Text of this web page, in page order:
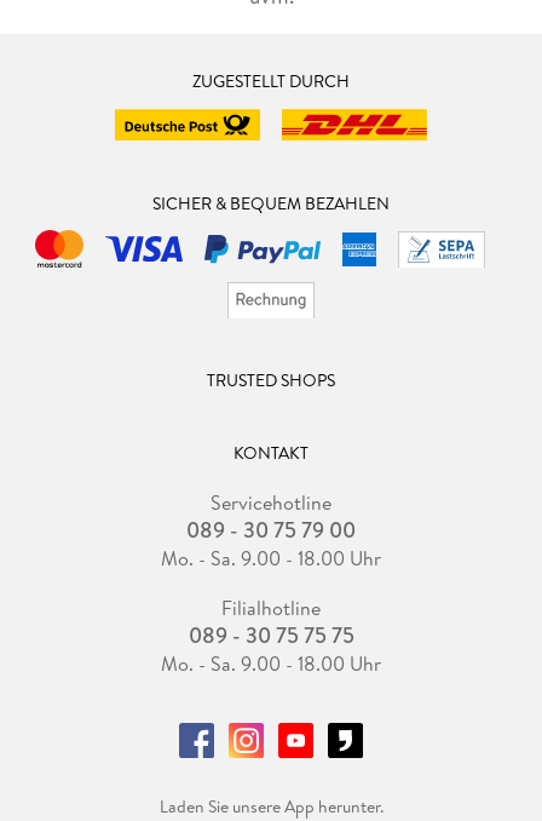
ZUGESTELLT DURCH
SICHER & BEQUEM BEZAHLEN
TRUSTED SHOPS
KONTAKT
Servicehotline
089 - 30 75 79 00
Mo. - Sa. 9.00 - 18.00 Uhr
Filialhotline
089 - 30 75 75 75
Mo. - Sa. 9.00 - 18.00 Uhr
Laden Sie unsere App herunter.